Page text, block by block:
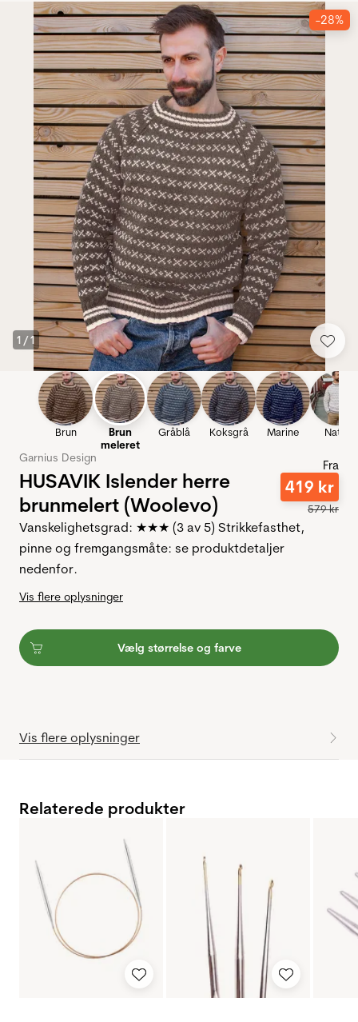
1 /1
-28%
Brun
Brun
meleret
Gråblå Koksgrå Marine Natur
Garnius Design
HUSAVIK Islender herre
brunmelert (Woolevo)
Fra
419 kr
579kr
Vanskelighetsgrad: ★★★ (3 av 5) Strikkefasthet,
pinne og fremgangsmåte: se produktdetaljer
nedenfor.
Vis flere oplysninger
Vælg størrelse og farve
Vis flere oplysninger
Relaterede produkter